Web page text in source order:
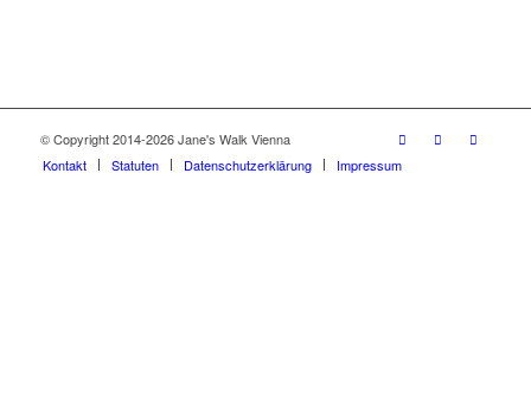
© Copyright 2014-2026 Jane's Walk Vienna
Kontakt
Statuten Datenschutzerklärung Impressum